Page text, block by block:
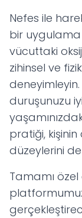
Nefes ile
bir
vücuttaki
zihinsel ve
duruşunuzu
pratiği,
düzeylerini
Tamamı